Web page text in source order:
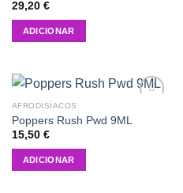
29,20 €
ADICIONAR
wishlist
AFRODISÍACOS
Poppers Rush Pwd 9ML
15,50 €
ADICIONAR